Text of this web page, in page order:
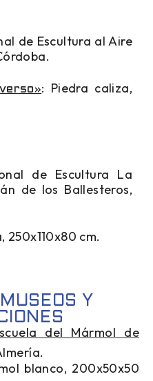
de Escultura al Aire
: Piedra caliza,
de Escultura La
de los Ballesteros,
250x110x80 cm.
Y
del Mármol de
blanco, 200x50x50